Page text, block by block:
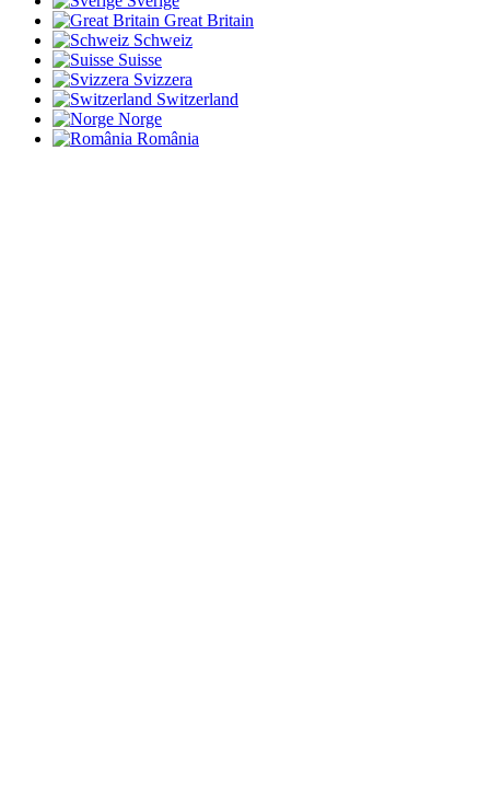
Great Britain
Schweiz
Suisse
Svizzera
Switzerland
Norge
România